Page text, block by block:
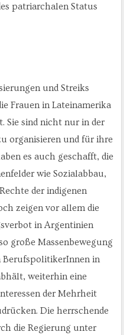
patriarchalen Status
und Streiks
Frauen in Lateinamerika
Sie sind nicht nur in der
organisieren und für ihre
es auch geschafft, die
wie Sozialabbau,
der indigenen
zeigen vor allem die
in Argentinien
große Massenbewegung
BerufspolitikerInnen in
weiterhin eine
der Mehrheit
Die herrschende
die Regierung unter